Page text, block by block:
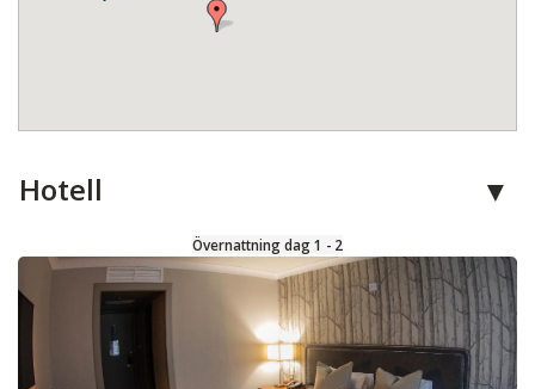
Hotell
Övernattning dag 1 - 2